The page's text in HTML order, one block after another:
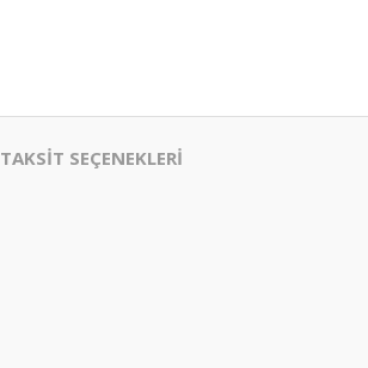
TAKSİT SEÇENEKLERİ